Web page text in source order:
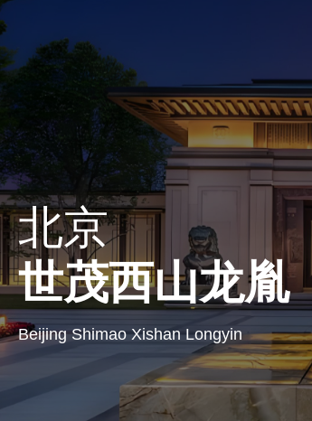
北京
世茂西山龙胤
Beijing Shimao Xishan Longyin